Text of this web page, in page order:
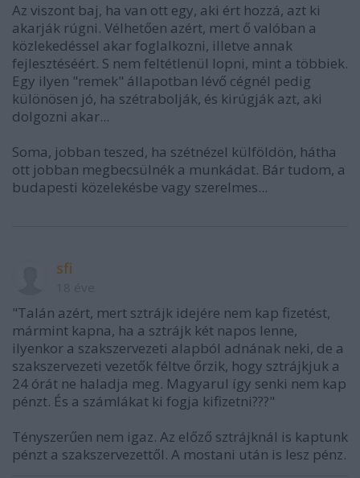
Az viszont baj, ha van ott egy, aki ért hozzá, azt ki
akarják rúgni. Vélhetően azért, mert ő valóban a
közlekedéssel akar foglalkozni, illetve annak
fejlesztéséért. S nem feltétlenül lopni, mint a többiek.
Egy ilyen "remek" állapotban lévő cégnél pedig
különösen jó, ha szétrabolják, és kirúgják azt, aki
dolgozni akar...
Soma, jobban teszed, ha szétnézel külföldön, hátha
ott jobban megbecsülnék a munkádat. Bár tudom, a
budapesti közelekésbe vagy szerelmes...
sfi
"Talán azért, mert sztrájk idejére nem kap fizetést,
mármint kapna, ha a sztrájk két napos lenne,
ilyenkor a szakszervezeti alapból adnának neki, de a
szakszervezeti vezetők féltve őrzik, hogy sztrájkjuk a
24 órát ne haladja meg. Magyarul így senki nem kap
pénzt. És a számlákat ki fogja kifizetni???"
Tényszerűen nem igaz. Az előző sztrájknál is kaptunk
pénzt a szakszervezettől. A mostani után is lesz pénz.